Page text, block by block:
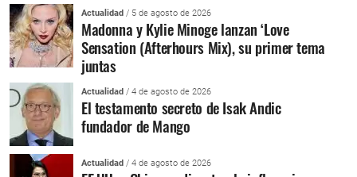
Actualidad / 5 de agosto de 2026
Madonna y Kylie Minoge lanzan ‘Love
Sensation (Afterhours Mix), su primer tema
juntas
Actualidad / 4 de agosto de 2026
El testamento secreto de Isak Andic
fundador de Mango
Actualidad / 4 de agosto de 2026